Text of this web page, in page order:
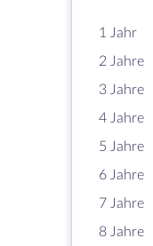
1 Jahr
2 Jahre
3 Jahre
4 Jahre
5 Jahre
6 Jahre
7 Jahre
8 Jahre